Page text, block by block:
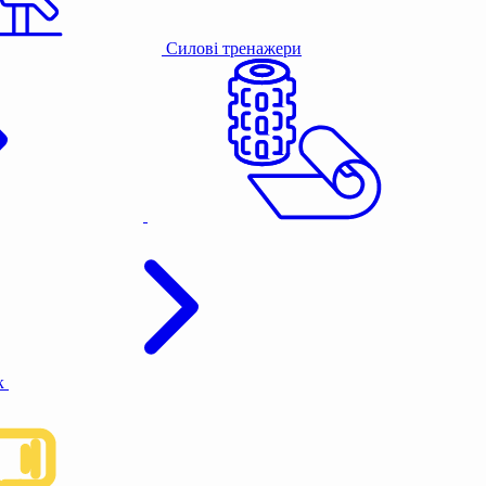
Силові тренажери